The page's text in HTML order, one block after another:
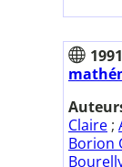
1991
Claire ;
Borion